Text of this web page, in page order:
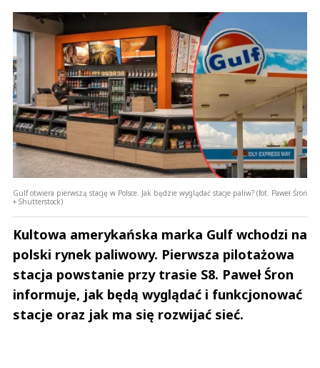
Gulf otwiera pierwszą stację w Polsce. Jak będzie wyglądać stacje paliw? (fot. Paweł Śroń
+ Shutterstock)
Kultowa amerykańska marka Gulf wchodzi na
polski rynek paliwowy. Pierwsza pilotażowa
stacja powstanie przy trasie S8. Paweł Śron
informuje, jak będą wyglądać i funkcjonować
stacje oraz jak ma się rozwijać sieć.